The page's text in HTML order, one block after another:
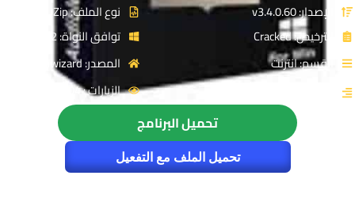
الإصدار: v3.4.0.60
الترخيص: Cracked
القسم: انترنت
نوع الملف: Zip
توافق النواة: 32 & 64-Bit
المصدر: viwizard
الزيارات : 1104
تحميل البرنامج
تحميل الملف مع التفعيل